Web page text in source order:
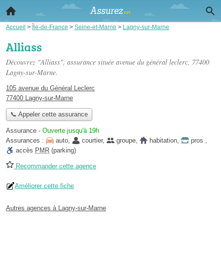
Accueil > Île-de-France > Seine-et-Marne > Lagny-sur-Marne
Alliass
Découvrez "Alliass", assurance située avenue du général leclerc, 77400
Lagny-sur-Marne.
105 avenue du Général Leclerc
77400 Lagny-sur-Marne
📞 Appeler cette assurance
Assurance - Ouverte jusqu'à 19h
Assurances :
auto, courtier, groupe, habitation, pros ,
accès PMR (parking)
Recommander cette agence
Améliorer cette fiche
Autres agences à Lagny-sur-Marne